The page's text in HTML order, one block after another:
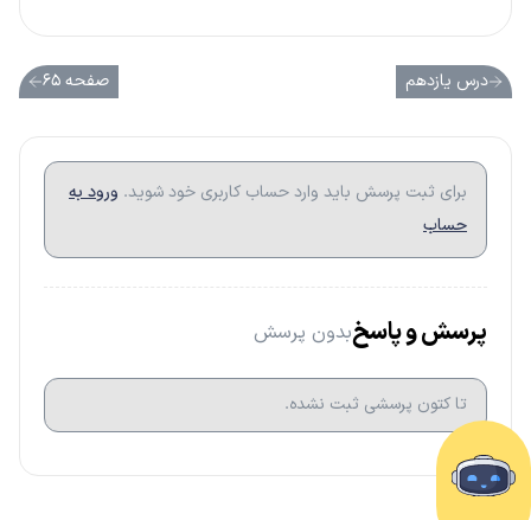
درس یازدهم صفحه ۶۵
برای ثبت پرسش باید وارد حساب کاربری خود شوید. ورود به
حساب
پرسش و پاسخبدون پرسش
تا کتون پرسشی ثبت نشده.